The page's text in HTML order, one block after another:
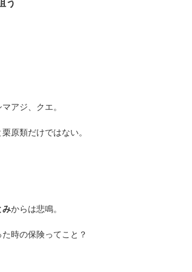
う
アジ、クエ。
栗原類だけではない。
みからは悲鳴。
時の保険ってこと？